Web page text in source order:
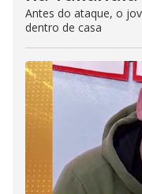
Antes do ataque, o
dentro de casa